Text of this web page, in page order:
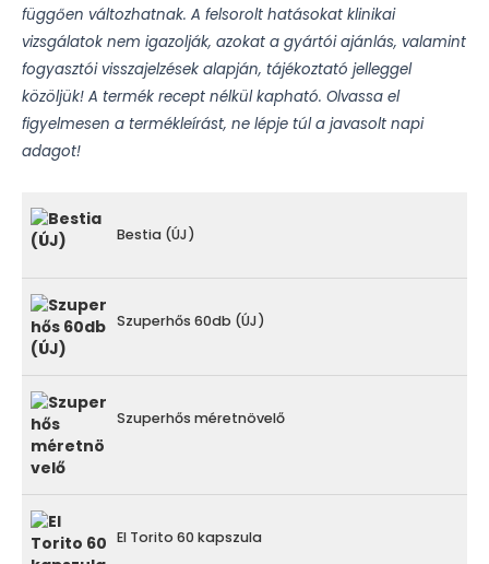
függően változhatnak. A felsorolt hatásokat klinikai
vizsgálatok nem igazolják, azokat a gyártói ajánlás, valamint
fogyasztói visszajelzések alapján, tájékoztató jelleggel
közöljük! A termék recept nélkül kapható. Olvassa el
figyelmesen a termékleírást, ne lépje túl a javasolt napi
adagot!
Bestia (ÚJ)
Szuperhős 60db (ÚJ)
Szuperhős méretnövelő
El Torito 60 kapszula